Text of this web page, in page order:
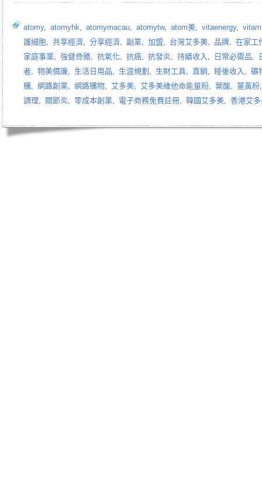
atomy, atomyhk, atomymacau, atomytw, atom美, vitaenergy,
護細胞, 共享經濟, 分享經濟, 副業, 加盟, 台灣艾多美, 品牌, 在家工
家庭事業, 強健骨骼, 抗氧化, 抗癌, 抗發炎, 持續收入 , 日常必需品,
者, 物美價廉, 生活日用品, 生涯規劃 , 生財工具, 直銷, 睡後收入 , 礦
購, 網路創業, 網路購物, 艾多美, 艾多美維他命能量粉, 葉酸, 薑黃粉
調理, 關節炎, 零成本創業, 電子商務免費註冊, 韓國艾多美, 香港艾